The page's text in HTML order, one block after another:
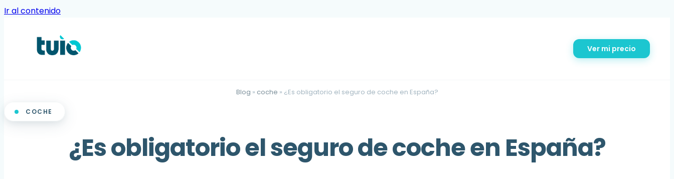
Ir al contenido
Ver mi precio
Blog » coche » ¿Es obligatorio el seguro de coche en España?
COCHE
¿Es obligatorio el seguro de coche en España?